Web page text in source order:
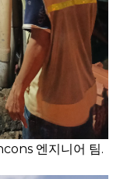
엔지니어 팀.